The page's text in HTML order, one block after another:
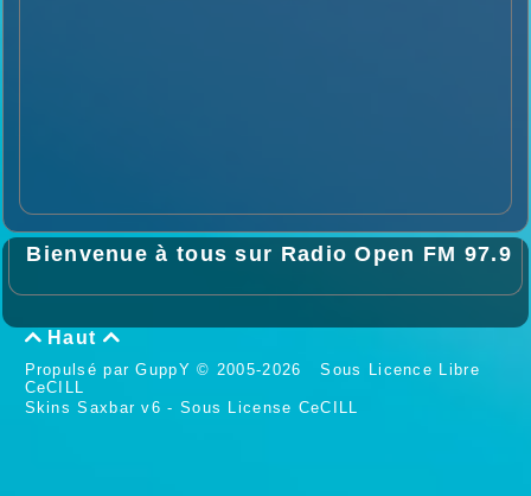
Bienvenue à tous sur Radio Open FM 97.9
Haut 
Propulsé par GuppY© 2005-2026
Sous Licence Libre
CeCILL
Skins Saxbar v6 - Sous License CeCILL